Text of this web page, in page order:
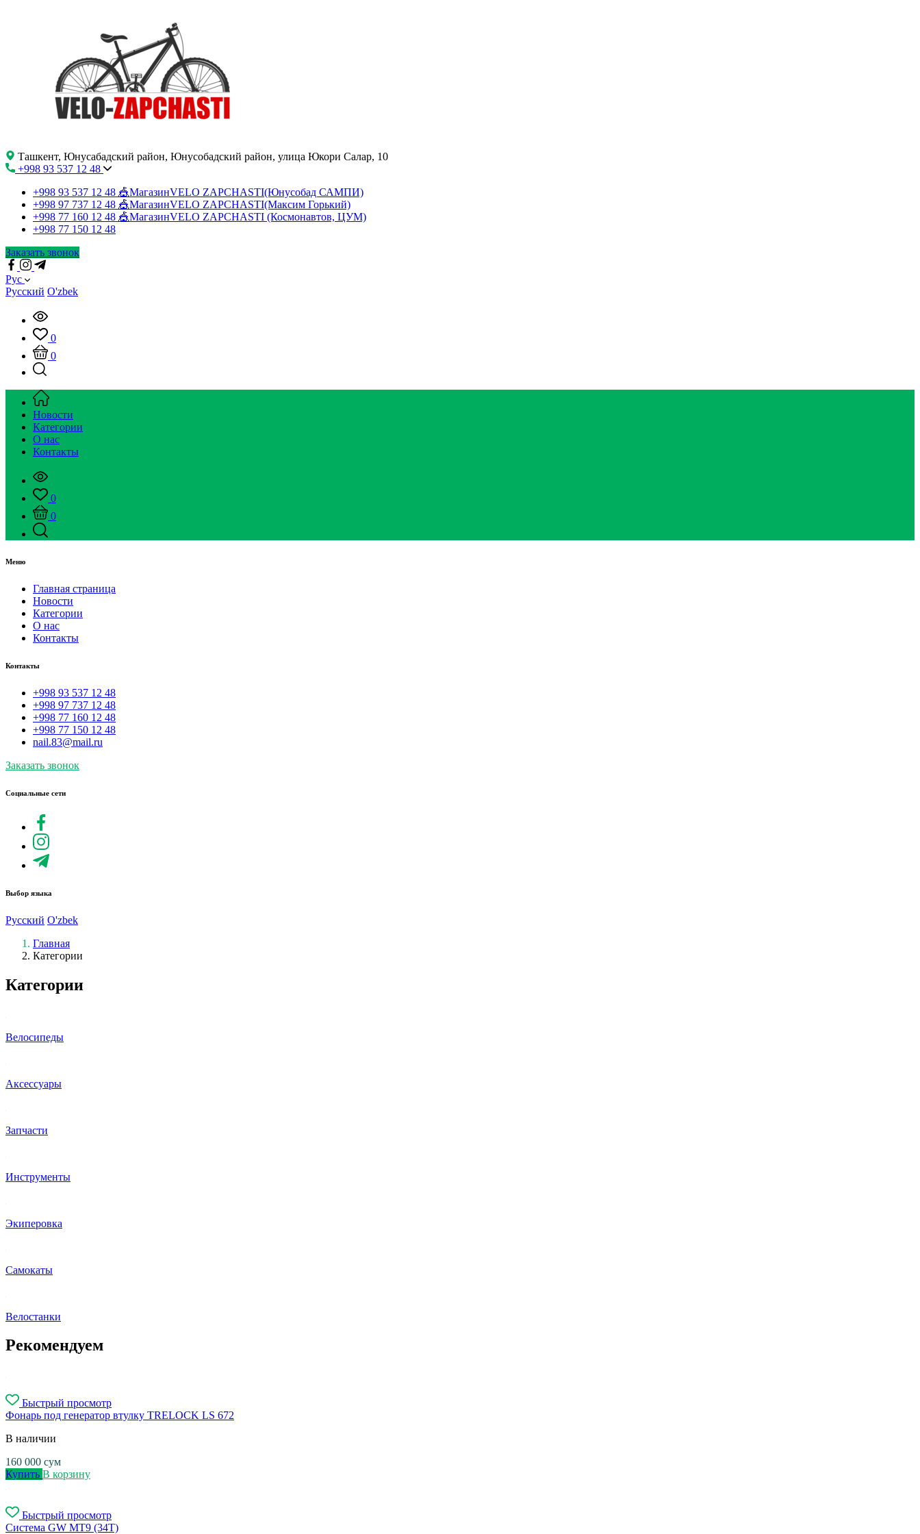
Ташкент, Юнусабадский район, Юнусобадский район, улица Юкори Салар, 10
+998 93 537 12 48
+998 93 537 12 48 🎪МагазинVELO ZAPCHASTI(Юнусобад САМПИ)
+998 97 737 12 48 🎪МагазинVELO ZAPCHASTI(Максим Горький)
+998 77 160 12 48 🎪МагазинVELO ZAPCHASTI (Космонавтов, ЦУМ)
+998 77 150 12 48
Заказать звонок
Рус
Русский O'zbek
0
0
Новости
Категории
О нас
Контакты
0
0
Меню
Главная страница
Новости
Категории
О нас
Контакты
Контакты
+998 93 537 12 48
+998 97 737 12 48
+998 77 160 12 48
+998 77 150 12 48
nail.83@mail.ru
Заказать звонок
Социальные сети
Выбор языка
Русский O'zbek
Главная
Категории
Категории
Велосипеды
Аксессуары
Запчасти
Инструменты
Экиперовка
Самокаты
Велостанки
Рекомендуем
Быстрый просмотр
Фонарь под генератор втулку TRELOCK LS 672
В наличии
160 000 сум
Купить В корзину
Быстрый просмотр
Система GW MT9 (34T)